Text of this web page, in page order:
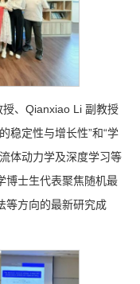
、Qianxiao Li 副教授
稳定性与增长性”和“学
体动力学及深度学习等
博士生代表聚焦随机最
等方向的最新研究成